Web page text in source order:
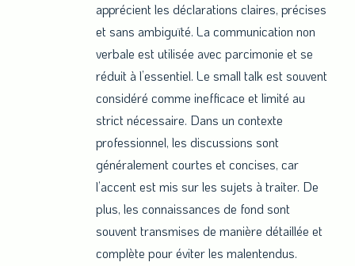
apprécient les déclarations claires, précises
et sans ambiguïté. La communication non
verbale est utilisée avec parcimonie et se
réduit à l’essentiel. Le small talk est souvent
considéré comme inefficace et limité au
strict nécessaire. Dans un contexte
professionnel, les discussions sont
généralement courtes et concises, car
l’accent est mis sur les sujets à traiter. De
plus, les connaissances de fond sont
souvent transmises de manière détaillée et
complète pour éviter les malentendus.